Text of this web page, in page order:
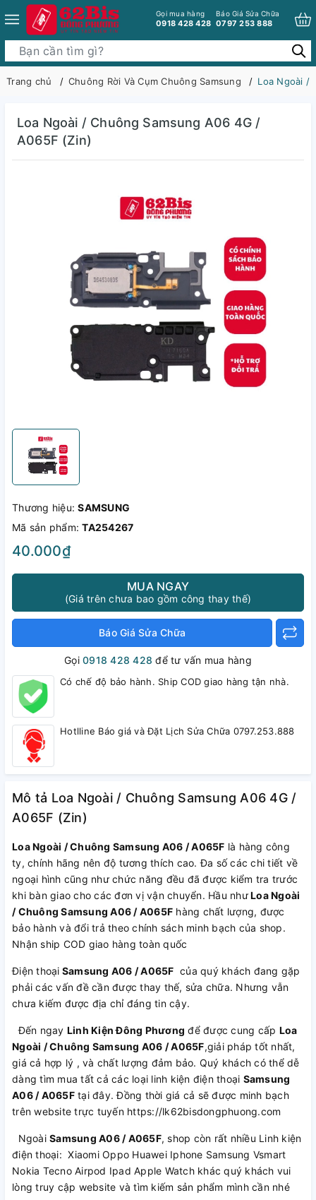
Gọi mua hàng
0918 428 428
Báo Giá Sửa Chữa
0797 253 888
Trang chủ Chuông Rời Và Cụm Chuông Samsung Loa Ngoài /
Loa Ngoài / Chuông Samsung A06 4G /
A065F (Zin)
Thương hiệu:SAMSUNG
Mã sản phẩm:TA254267
40.000₫
MUA NGAY
(Giá trên chưa bao gồm công thay thế)
Báo Giá Sửa Chữa
Gọi0918 428 428 để tư vấn mua hàng
Có chế độ bảo hành. Ship COD giao hàng tận nhà.
Hotlline Báo giá và Đặt Lịch Sửa Chữa 0797.253.888
Mô tả Loa Ngoài / Chuông Samsung A06 4G /
A065F (Zin)
Loa Ngoài / Chuông Samsung A06 / A065F là hàng công
ty, chính hãng nên độ tương thích cao. Đa số các chi tiết về
ngoại hình cũng như chức năng đều đã được kiểm tra trước
khi bàn giao cho các đơn vị vận chuyển. Hầu nhưLoa Ngoài
/ Chuông Samsung A06 / A065F hàng chất lượng, được
bảo hành và đổi trả theo chính sách minh bạch của shop.
Nhận ship COD giao hàng toàn quốc
Điện thoại Samsung A06 / A065F của quý khách đang gặp
phải các vấn đề cần được thay thế, sửa chữa. Nhưng vẫn
chưa kiếm được địa chỉ đáng tin cậy.
Đến ngay Linh Kiện Đông Phương để được cung cấp Loa
Ngoài / Chuông Samsung A06 / A065F,giải pháp tốt nhất,
giá cả hợp lý , và chất lượng đảm bảo. Quý khách có thể dễ
dàng tìm mua tất cả các loại linh kiện điện thoại Samsung
A06 / A065Ftại đây. Đồng thời giá cả sẽ được minh bạch
trên website trực tuyến https://lk62bisdongphuong.com
Ngoài Samsung A06 / A065F, shop còn rất nhiều Linh kiện
điện thoại: Xiaomi Oppo Huawei Iphone Samsung Vsmart
Nokia Tecno Airpod Ipad Apple Watch khác quý khách vui
lòng truy cập website và tìm kiếm sản phẩm mình cần nhé